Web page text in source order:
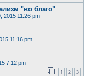
"во благо"
2015 11:26 pm
11:16 pm
7:12 pm
1 2 3